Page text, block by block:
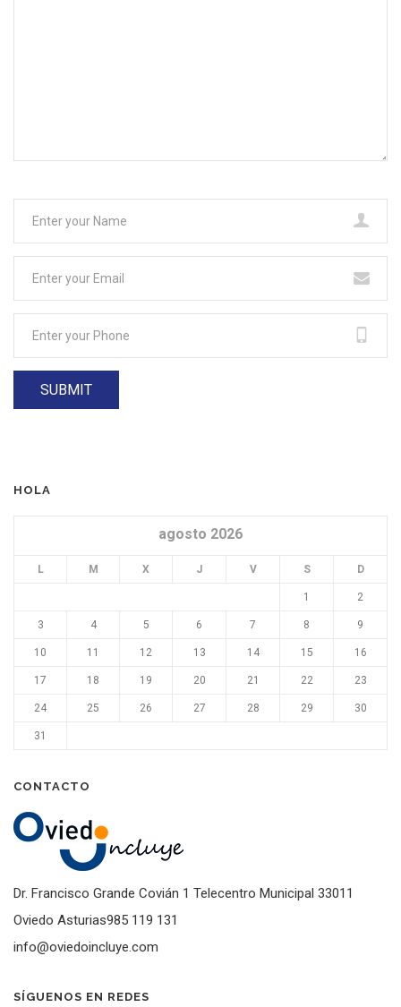
HOLA
agosto 2026
L M X J V S D
1 2
3 4 5 6 7 8 9
10 11 12 13 14 15 16
17 18 19 20 21 22 23
24 25 26 27 28 29 30
31
CONTACTO
Dr. Francisco Grande Covián 1 Telecentro Municipal 33011
Oviedo Asturias985 119 131
info@oviedoincluye.com
SÍGUENOS EN REDES